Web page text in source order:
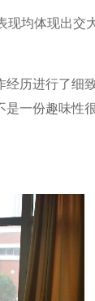
均体现出交
历进行了细
一份趣味性